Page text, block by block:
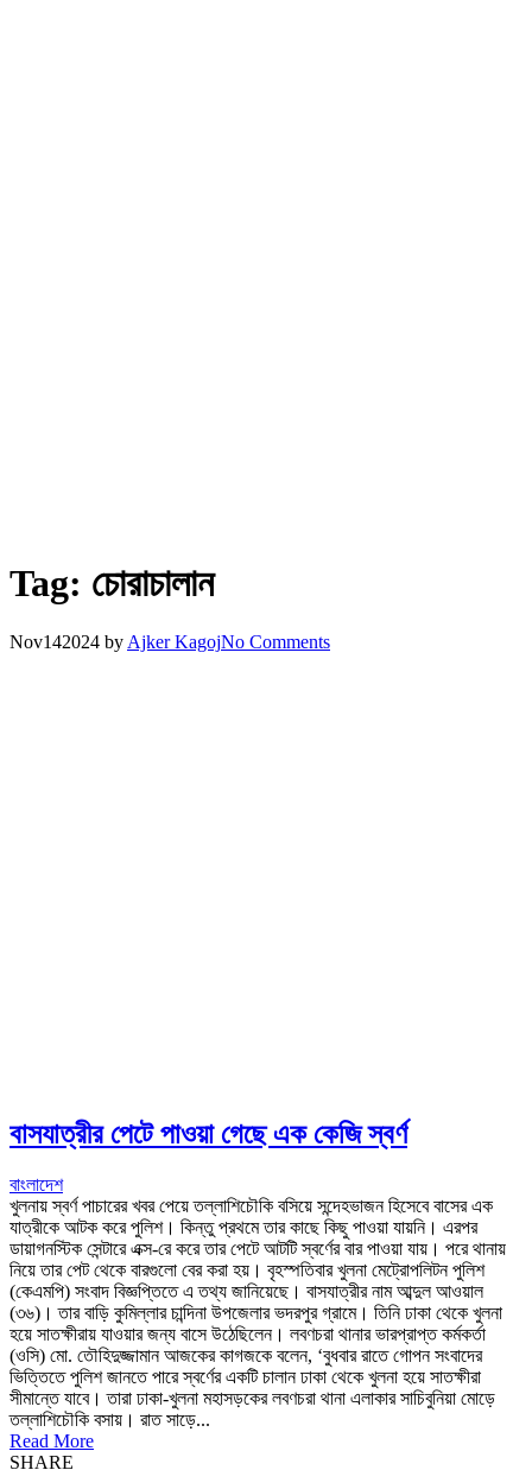
Tag: চোরাচালান
Nov142024 by Ajker KagojNo Comments
বাসযাত্রীর পেটে পাওয়া গেছে এক কেজি স্বর্ণ
বাংলাদেশ
খুলনায় স্বর্ণ পাচারের খবর পেয়ে তল্লাশিচৌকি বসিয়ে সন্দেহভাজন হিসেবে বাসের এক
যাত্রীকে আটক করে পুলিশ। কিন্তু প্রথমে তার কাছে কিছু পাওয়া যায়নি। এরপর
ডায়াগনস্টিক সেন্টারে এক্স-রে করে তার পেটে আটটি স্বর্ণের বার পাওয়া যায়। পরে থানায়
নিয়ে তার পেট থেকে বারগুলো বের করা হয়। বৃহস্পতিবার খুলনা মেট্রোপলিটন পুলিশ
(কেএমপি) সংবাদ বিজ্ঞপ্তিতে এ তথ্য জানিয়েছে। বাসযাত্রীর নাম আব্দুল আওয়াল
(৩৬)। তার বাড়ি কুমিল্লার চান্দিনা উপজেলার ভদরপুর গ্রামে। তিনি ঢাকা থেকে খুলনা
হয়ে সাতক্ষীরায় যাওয়ার জন্য বাসে উঠেছিলেন। লবণচরা থানার ভারপ্রাপ্ত কর্মকর্তা
(ওসি) মো. তৌহিদুজ্জামান আজকের কাগজকে বলেন, ‘বুধবার রাতে গোপন সংবাদের
ভিত্তিতে পুলিশ জানতে পারে স্বর্ণের একটি চালান ঢাকা থেকে খুলনা হয়ে সাতক্ষীরা
সীমান্তে যাবে। তারা ঢাকা-খুলনা মহাসড়কের লবণচরা থানা এলাকার সাচিবুনিয়া মোড়ে
তল্লাশিচৌকি বসায়। রাত সাড়ে...
Read More
SHARE